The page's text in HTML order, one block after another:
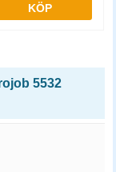
KÖP
5532